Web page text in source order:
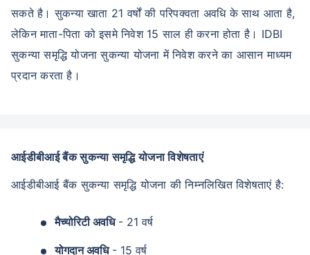
सकते है। सुकन्या खाता 21 वर्षों की परिपक्वता अवधि के साथ आता है,
लेकिन माता-पिता को इसमे निवेश 15 साल ही करना होता है। IDBI
सुकन्या समृद्धि योजना सुकन्या योजना में निवेश करने का आसान माध्यम
प्रदान करता है।
आईडीबीआई बैंक सुकन्या समृद्धि योजना विशेषताएं
आईडीबीआई बैंक सुकन्या समृद्धि योजना की निम्नलिखित विशेषताएं है:
मैच्योरिटी अवधि- 21 वर्ष
योगदान अवधि- 15 वर्ष